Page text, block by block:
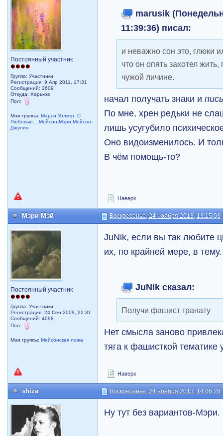
Постоянный участник
Группа: Участники
Регистрация: 9 Апр 2011, 17:31
Сообщений: 2609
Откуда: Харьков
Пол:
Мои группы:Марси Уолкер ,С
Любовью... Мейсон-Мэри,Мейсон-
Джулия
marusik
11:39:36) писал:
и неважно сон это, глюки
что он опять захотел
чужой личине.
начал получать знаки и
По мне, хрен редьки не
лишь усугубило
Оно видоизменилось. И
В чём помощь-то?
Наверх
Мэри Мэй Воскресенье, 24 ноября 2013, 13:15:03
Постоянный участник
Группа: Участники
Регистрация: 24 Сен 2009, 22:31
Сообщений: 4098
Пол:
Мои группы:Мейсонская ложа
JuNik, если вы так любите
их, по крайней мере, в
JuNik сказал:
Получи фашист гранату
Нет смысла заново
тяга к фашисткой
Наверх
shiza Воскресенье, 24 ноября 2013, 14:06:28
Ну тут без вариантов-Мэри.